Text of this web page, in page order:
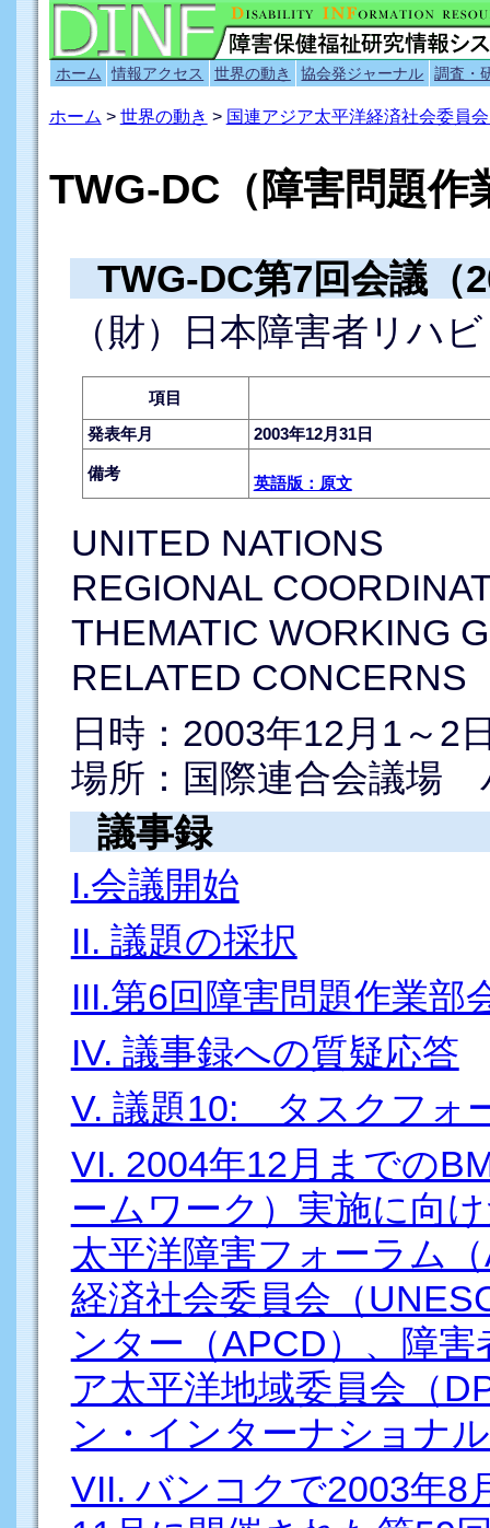
ホーム 情報アクセス 世界の動き 協会発ジャーナル 調査・
ホーム > 世界の動き > 国連アジア太平洋経済社会委員
TWG-DC（障害問題作
TWG-DC第7回会議（
（財）日本障害者リハ
項目
発表年月
2003年12月31日
備考
英語版：原文
UNITED NATIONS
REGIONAL
THEMATIC WORKING
RELATED CONCERNS
日時：2003年12月1～2
場所：国際連合会議場
議事録
I.会議開始
II. 議題の採択
III.第6回障害問題作業部
IV. 議事録への質疑応答
V. 議題10: タスクフォ
VI. 2004年12月までの
ームワーク）実施に向
太平洋障害フォーラム
経済社会委員会（
ンター（APCD）、障
ア太平洋地域委員会（
ン・インターナショナ
VII. バンコクで2003年8